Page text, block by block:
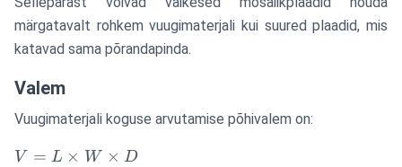
märgatavalt rohkem vuugimaterjali kui suured plaadid, mis
katavad sama põrandapinda.
Valem
Vuugimaterjali koguse arvutamise põhivalem on:
V = L
V = L × W × D